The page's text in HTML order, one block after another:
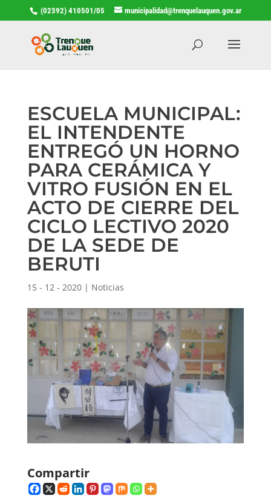
(02392) 410501/05 municipalidad@trenquelauquen.gov.ar
ESCUELA MUNICIPAL:
EL INTENDENTE
ENTREGÓ UN HORNO
PARA CERÁMICA Y
VITRO FUSIÓN EN EL
ACTO DE CIERRE DEL
CICLO LECTIVO 2020
DE LA SEDE DE
BERUTI
15 - 12 - 2020| Noticias
Compartir